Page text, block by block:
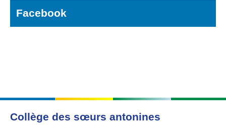
Facebook
Collège des sœurs antonines